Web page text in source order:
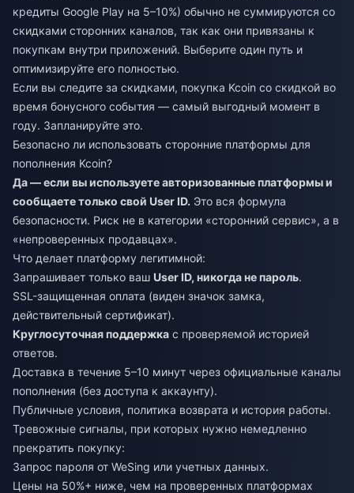
кредиты Google Play на 5–10%) обычно не суммируются со
скидками сторонних каналов, так как они привязаны к
покупкам внутри приложений. Выберите один путь и
оптимизируйте его полностью.
Если вы следите за скидками, покупка Kcoin со скидкой во
время бонусного события — самый выгодный момент в
году. Запланируйте это.
Безопасно ли использовать сторонние платформы для
пополнения Kcoin?
Да — если вы используете авторизованные платформы и
сообщаете только свой User ID. Это вся формула
безопасности. Риск не в категории «сторонний сервис», а в
«непроверенных продавцах».
Что делает платформу легитимной:
Запрашивает только ваш User ID, никогда не пароль.
SSL-защищенная оплата (виден значок замка,
действительный сертификат).
Круглосуточная поддержка с проверяемой историей
ответов.
Доставка в течение 5–10 минут через официальные каналы
пополнения (без доступа к аккаунту).
Публичные условия, политика возврата и история работы.
Тревожные сигналы, при которых нужно немедленно
прекратить покупку:
Запрос пароля от WeSing или учетных данных.
Цены на 50%+ ниже, чем на проверенных платформах